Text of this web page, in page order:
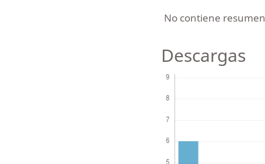
No contiene resumen
Descargas